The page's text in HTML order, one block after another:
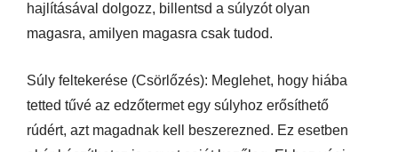
hajlításával dolgozz, billentsd a súlyzót olyan
magasra, amilyen magasra csak tudod.
Súly feltekerése (Csörlőzés): Meglehet, hogy hiába
tetted tűvé az edzőtermet egy súlyhoz erősíthető
rúdért, azt magadnak kell beszerezned. Ez esetben